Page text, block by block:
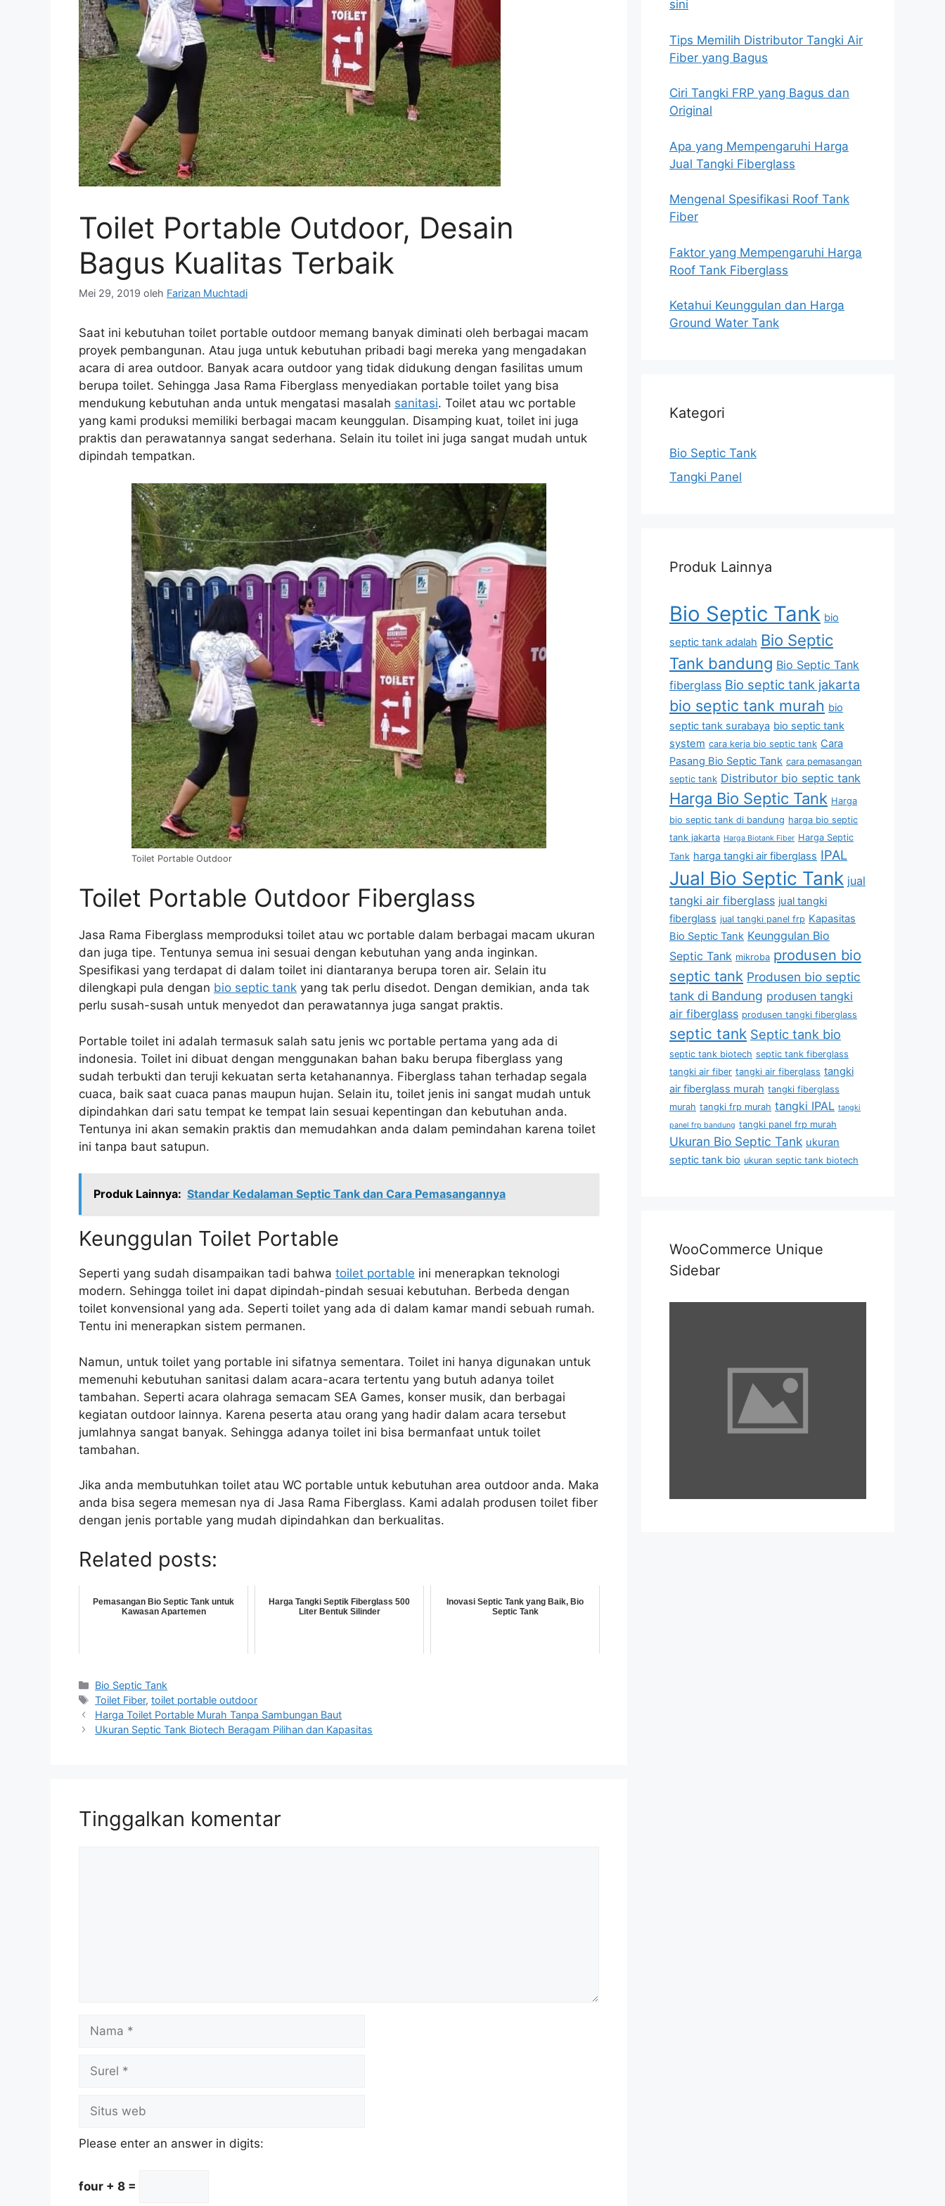
Toilet Portable Outdoor, Desain
Bagus Kualitas Terbaik
Mei 29, 2019 oleh Farizan Muchtadi
Saat ini kebutuhan toilet portable outdoor memang banyak diminati oleh berbagai macam
proyek pembangunan. Atau juga untuk kebutuhan pribadi bagi mereka yang mengadakan
acara di area outdoor. Banyak acara outdoor yang tidak didukung dengan fasilitas umum
berupa toilet. Sehingga Jasa Rama Fiberglass menyediakan portable toilet yang bisa
mendukung kebutuhan anda untuk mengatasi masalah sanitasi. Toilet atau wc portable
yang kami produksi memiliki berbagai macam keunggulan. Disamping kuat, toilet ini juga
praktis dan perawatannya sangat sederhana. Selain itu toilet ini juga sangat mudah untuk
dipindah tempatkan.
Toilet Portable Outdoor
Toilet Portable Outdoor Fiberglass
Jasa Rama Fiberglass memproduksi toilet atau wc portable dalam berbagai macam ukuran
dan juga tipe. Tentunya semua ini sesuai dengan kebutuhan yang anda inginkan.
Spesifikasi yang terdapat di dalam toilet ini diantaranya berupa toren air. Selain itu
dilengkapi pula dengan bio septic tank yang tak perlu disedot. Dengan demikian, anda tak
perlu susah-susah untuk menyedot dan perawatannya juga sangat praktis.
Portable toilet ini adalah termasuk salah satu jenis wc portable pertama yang ada di
indonesia. Toilet ini dibuat dengan menggunakan bahan baku berupa fiberglass yang
sudah terbukti dan teruji kekuatan serta ketahanannya. Fiberglass tahan terhadap segala
cuaca, baik saat cuaca panas maupun hujan. Selain itu, toilet jenis ini sangat mudah untuk
dipindahkan dari satu tempat ke tempat lain sesuai kepentingan dan kebutuhan anda.
Tentunya ini akan semakin praktis dan memudahkan anda dalam pemindahan karena toilet
ini tanpa baut satupun.
Produk Lainnya: Standar Kedalaman Septic Tank dan Cara Pemasangannya
Keunggulan Toilet Portable
Seperti yang sudah disampaikan tadi bahwa toilet portable ini menerapkan teknologi
modern. Sehingga toilet ini dapat dipindah-pindah sesuai kebutuhan. Berbeda dengan
toilet konvensional yang ada. Seperti toilet yang ada di dalam kamar mandi sebuah rumah.
Tentu ini menerapkan sistem permanen.
Namun, untuk toilet yang portable ini sifatnya sementara. Toilet ini hanya digunakan untuk
memenuhi kebutuhan sanitasi dalam acara-acara tertentu yang butuh adanya toilet
tambahan. Seperti acara olahraga semacam SEA Games, konser musik, dan berbagai
kegiatan outdoor lainnya. Karena peserta atau orang yang hadir dalam acara tersebut
jumlahnya sangat banyak. Sehingga adanya toilet ini bisa bermanfaat untuk toilet
tambahan.
Jika anda membutuhkan toilet atau WC portable untuk kebutuhan area outdoor anda. Maka
anda bisa segera memesan nya di Jasa Rama Fiberglass. Kami adalah produsen toilet fiber
dengan jenis portable yang mudah dipindahkan dan berkualitas.
Related posts:
Pemasangan Bio Septic Tank untuk
Kawasan Apartemen
Harga Tangki Septik Fiberglass 500
Liter Bentuk Silinder
Inovasi Septic Tank yang Baik, Bio
Septic Tank
Kategori
Bio Septic Tank
Tag
Toilet Fiber,toilet portable outdoor
Harga Toilet Portable Murah Tanpa Sambungan Baut
Ukuran Septic Tank Biotech Beragam Pilihan dan Kapasitas
Tinggalkan komentar
web
Please enter an answer in digits:
four + 8 =
sini
Tips Memilih Distributor Tangki Air
Fiber yang Bagus
Ciri Tangki FRP yang Bagus dan
Original
Apa yang Mempengaruhi Harga
Jual Tangki Fiberglass
Mengenal Spesifikasi Roof Tank
Fiber
Faktor yang Mempengaruhi Harga
Roof Tank Fiberglass
Ketahui Keunggulan dan Harga
Ground Water Tank
Kategori
Bio Septic Tank
Tangki Panel
Produk Lainnya
Bio Septic Tank bio
septic tank adalah Bio Septic
Tank bandung Bio Septic Tank
fiberglass Bio septic tank jakarta
bio septic tank murah bio
septic tank surabaya bio septic tank
system cara kerja bio septic tank Cara
Pasang Bio Septic Tank cara pemasangan
septic tank Distributor bio septic tank
Harga Bio Septic Tank Harga
bio septic tank di bandung harga bio septic
tank jakarta Harga Biotank Fiber Harga Septic
Tank harga tangki air fiberglass IPAL
Jual Bio Septic Tank jual
tangki air fiberglass jual tangki
fiberglass jual tangki panel frp Kapasitas
Bio Septic Tank Keunggulan Bio
Septic Tank mikroba produsen bio
septic tank Produsen bio septic
tank di Bandung produsen tangki
air fiberglass produsen tangki fiberglass
septic tank Septic tank bio
septic tank biotech septic tank fiberglass
tangki air fiber tangki air fiberglass tangki
air fiberglass murah tangki fiberglass
murah tangki frp murah tangki IPAL tangki
panel frp bandung tangki panel frp murah
Ukuran Bio Septic Tank ukuran
septic tank bio ukuran septic tank biotech
WooCommerce Unique
Sidebar